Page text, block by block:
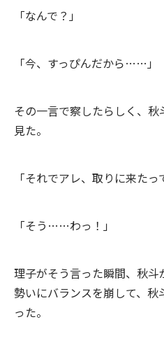
「なんで？」
「今、すっぴんだから……」
その一言で察したらしく、
見た。
「それでアレ、取りに来たっ
「そう……わっ！」
理子がそう言った瞬間、秋
勢いにバランスを崩して、
った。